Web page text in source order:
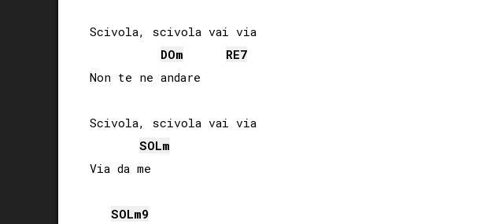
Scivola, scivola vai via
DOm RE7
Non te ne andare
Scivola, scivola vai via
SOLm
Via da me
SOLm9